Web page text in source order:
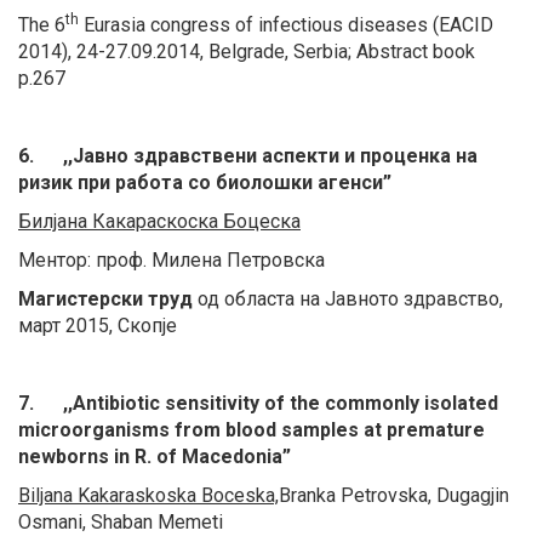
The 6th Eurasia congress of infectious diseases (EACID
2014), 24-27.09.2014, Belgrade, Serbia; Abstract book
p.267
6. ,,Јавно здравствени аспекти и проценка на
ризик при работа со биолошки агенси”
Билјана Какараскоска Боцеска
Ментор: проф. Милена Петровска
Магистерски труд од областа на Јавното здравство,
март 2015, Скопје
7. ,,Antibiotic sensitivity of the commonly isolated
microorganisms from blood samples at premature
newborns in R. of Macedonia”
Biljana Kakaraskoska Boceska,Branka Petrovska, Dugagjin
Osmani, Shaban Memeti